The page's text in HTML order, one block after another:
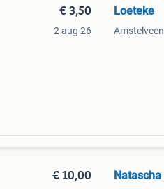
€ 3,50
2 aug 26
Loeteke
Amstelveen
€ 10,00 Natascha